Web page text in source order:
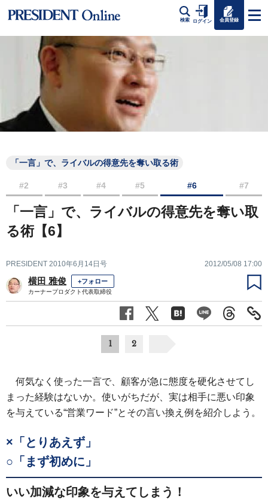
検索 ログイン 会員登録
「一言」で、ライバルの得意先を奪い取る術
#2 #3 #4 #5 #6 #7
「一言」で、ライバルの得意先を奪い取
る術【6】
PRESIDENT 2010年6月14日号 2012/05/08 17:00
横田 雅俊 +フォロー
カーナープロダクト代表取締役
1 2
何気なく使った一言で、顧客が急に態度を硬化させてし
まった経験はないか。使いがちだが、実は相手に悪い印象
を与えている“営業ワード”とその言い換え例を紹介しよう。
×「とりあえず」
○「まず初めに」
いい加減な印象を与えてしまう！